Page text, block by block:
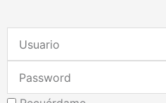
Email
Address